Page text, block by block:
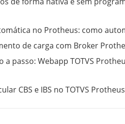
no Protheus: como
de carga com Broker
a passo: Webapp TOTVS
CBS e IBS no TOTVS